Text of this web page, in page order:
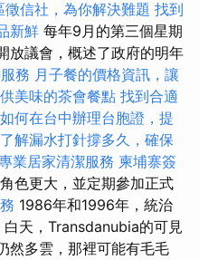
徵信社，為你解決難題 找到
新鮮 每年9月的第三個星期
放議會，概述了政府的明年
務 月子餐的價格資訊，讓
美味的茶會餐點 找到合適
如何在台中辦理台胞證，提
解漏水打針撐多久，確保
業居家清潔服務 柬埔寨簽
色更大，並定期參加正式
1986年和1996年，統治
白天，Transdanubia的可見
然多雲，那裡可能有毛毛